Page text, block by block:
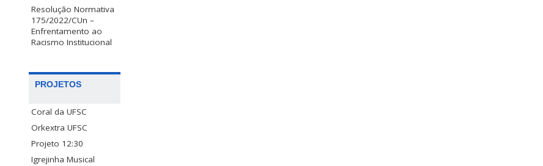
Resolução Normativa
175/2022/CUn –
Enfrentamento ao
Racismo Institucional
PROJETOS
Coral da UFSC
Orkextra UFSC
Projeto 12:30
Igrejinha Musical